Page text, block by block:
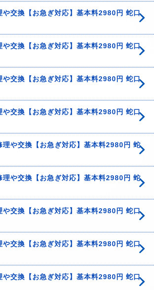
や交換【お急ぎ対応】基本料2980円 蛇口
や交換【お急ぎ対応】基本料2980円 蛇口
や交換【お急ぎ対応】基本料2980円 蛇口
や交換【お急ぎ対応】基本料2980円 蛇口
理や交換【お急ぎ対応】基本料2980円 蛇
理や交換【お急ぎ対応】基本料2980円 蛇
や交換【お急ぎ対応】基本料2980円 蛇口
や交換【お急ぎ対応】基本料2980円 蛇口
や交換【お急ぎ対応】基本料2980円 蛇口